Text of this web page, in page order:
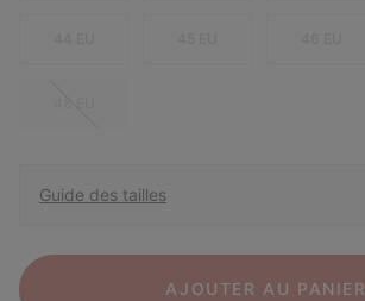
Guide des tailles
AJOUTER AU PANIER